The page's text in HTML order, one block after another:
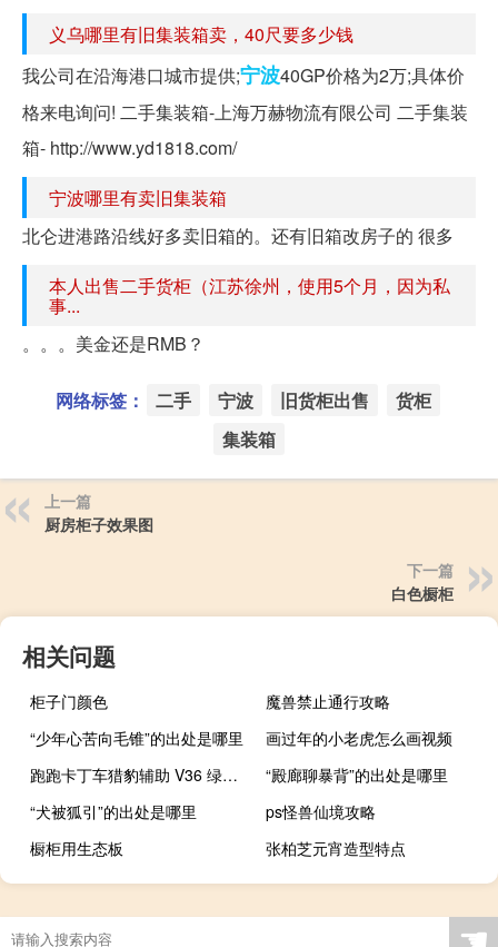
义乌哪里有旧集装箱卖，40尺要多少钱
我公司在沿海港口城市提供;宁波40GP价格为2万;具体价
格来电询问! 二手集装箱-上海万赫物流有限公司 二手集装
箱- http://www.yd1818.com/
宁波哪里有卖旧集装箱
北仑进港路沿线好多卖旧箱的。还有旧箱改房子的 很多
本人出售二手货柜（江苏徐州，使用5个月，因为私
事...
。。。美金还是RMB？
网络标签： 二手 宁波 旧货柜出售
货柜
集装箱
上一篇
厨房柜子效果图
下一篇
白色橱柜
相关问题
柜子门颜色
魔兽禁止通行攻略
“少年心苦向毛锥”的出处是哪里
画过年的小老虎怎么画视频
跑跑卡丁车猎豹辅助 V36 绿色免费版（跑跑卡丁车猎豹辅助 V36 绿色免费版功能简介）
“殿廊聊暴背”的出处是哪里
“犬被狐引”的出处是哪里
ps怪兽仙境攻略
橱柜用生态板
张柏芝元宵造型特点